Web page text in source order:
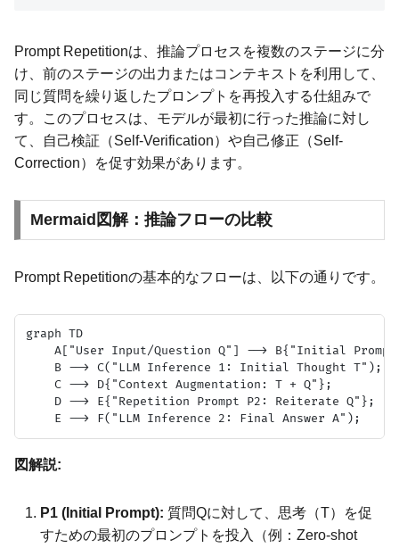
Prompt Repetitionは、推論プロセスを複数のステージに分
け、前のステージの出力またはコンテキストを利用して、
同じ質問を繰り返したプロンプトを再投入する仕組みで
す。このプロセスは、モデルが最初に行った推論に対し
て、自己検証（Self-Verification）や自己修正（Self-
Correction）を促す効果があります。
Mermaid図解：推論フローの比較
Prompt Repetitionの基本的なフローは、以下の通りです。
graph TD
A["User Input/Question Q"] --> B{"Initial
    B --> C("LLM Inference 1: Initial Thought T");
    C --> D{"Context Augmentation: T + Q"};
    D --> E{"Repetition Prompt P2: Reiterate Q"};
図解説:
P1 (Initial Prompt): 質問Qに対して、思考（T）を促
すための最初のプロンプトを投入（例：Zero-shot